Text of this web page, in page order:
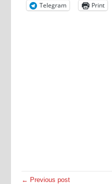
Telegram
Print
← Previous post